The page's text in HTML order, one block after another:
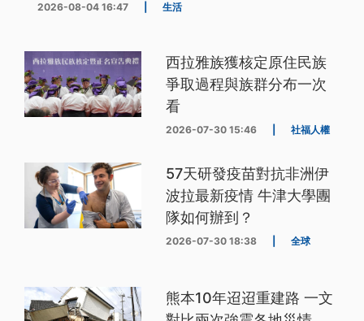
2026-08-04 16:47 生活
西拉雅族獲核定原住民族
爭取過程與族群分布一次
看
2026-07-30 15:46 社福人權
57天研發疫苗對抗非洲伊
波拉最新疫情 牛津大學團
隊如何辦到？
2026-07-30 18:38 全球
熊本10年迢迢重建路 一文